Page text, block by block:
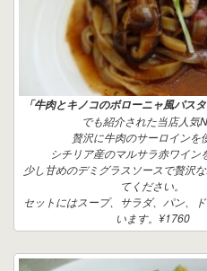
「牛肉とキノコのボローニャ風パス
でも紹介された当店人気
贅沢に牛肉のサーロインを
シチリア産のマルサラ赤ワイン
少し甘めのデミグラスソースで贅沢
てください。
セットにはスープ、サラダ、パン、
います。¥1760